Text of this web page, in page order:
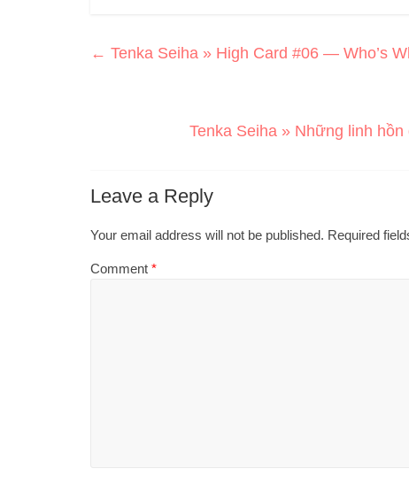
← Tenka Seiha » High Card #06 — Who’s
Tenka Seiha » Những linh
Leave a Reply
Your email address will not be published. Required
Comment *